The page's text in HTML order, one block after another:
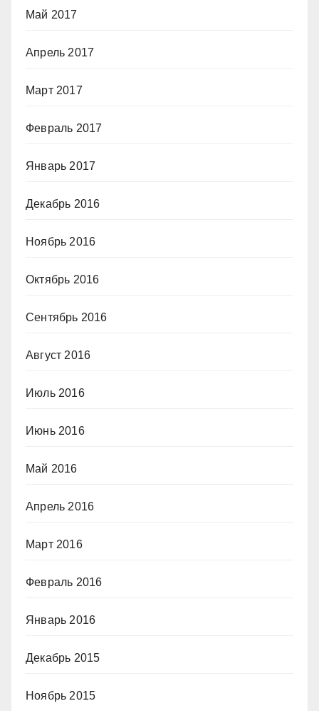
Май 2017
Апрель 2017
Март 2017
Февраль 2017
Январь 2017
Декабрь 2016
Ноябрь 2016
Октябрь 2016
Сентябрь 2016
Август 2016
Июль 2016
Июнь 2016
Май 2016
Апрель 2016
Март 2016
Февраль 2016
Январь 2016
Декабрь 2015
Ноябрь 2015